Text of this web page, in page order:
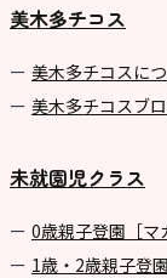
美木多チコス
美⽊多チコスに
美⽊多チコスブ
未就園児クラス
0歳親子登園［マ
1歳・2歳親子登